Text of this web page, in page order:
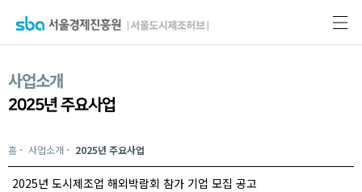
사업소개
2025년 주요사업
홈 사업소개 2025년 주요사업
2025년 도시제조업 해외박람회 참가 기업 모집 공고